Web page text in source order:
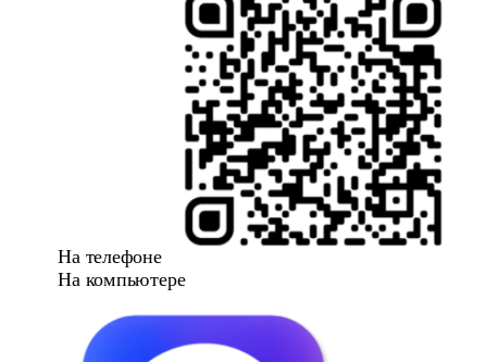
На телефоне
На компьютере